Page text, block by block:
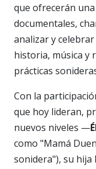
que ofrecerán
documentales,
analizar y
historia, música y
prácticas
Con la
que hoy lideran,
nuevos niveles —
como "Mamá
sonidera"), su hija